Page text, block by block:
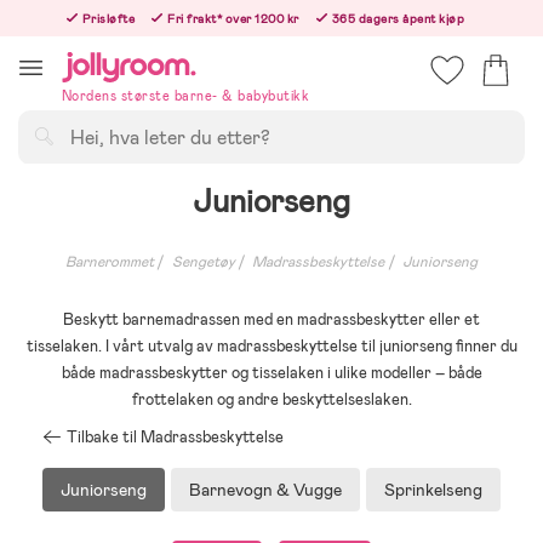
innehållet
Prisløfte Fri frakt* over 1200 kr
365 dagers åpent kjøp
Nordens største barne- & babybutikk
Juniorseng
Barnerommet Sengetøy Madrassbeskyttelse Juniorseng
Beskytt barnemadrassen med en madrassbeskytter eller et
tisselaken. I vårt utvalg av madrassbeskyttelse til juniorseng finner du
både madrassbeskytter og tisselaken i ulike modeller – både
frottelaken og andre beskyttelseslaken.
Tilbake til Madrassbeskyttelse
Juniorseng Barnevogn & Vugge Sprinkelseng